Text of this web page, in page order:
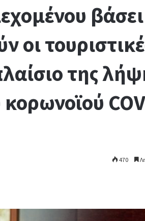
οι
της
470